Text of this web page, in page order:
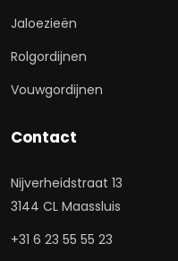
Jaloezieën
Rolgordijnen
Vouwgordijnen
Contact
Nijverheidstraat 13
3144 CL Maassluis
+31 6 23 55 55 23